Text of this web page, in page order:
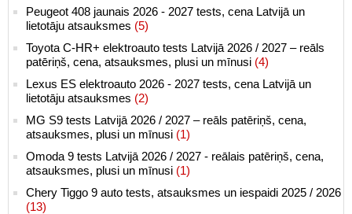
Peugeot 408 jaunais 2026 - 2027 tests, cena Latvijā un
lietotāju atsauksmes (5)
Toyota C-HR+ elektroauto tests Latvijā 2026 / 2027 – reāls
patēriņš, cena, atsauksmes, plusi un mīnusi (4)
Lexus ES elektroauto 2026 - 2027 tests, cena Latvijā un
lietotāju atsauksmes (2)
MG S9 tests Latvijā 2026 / 2027 – reāls patēriņš, cena,
atsauksmes, plusi un mīnusi (1)
Omoda 9 tests Latvijā 2026 / 2027 - reālais patēriņš, cena,
atsauksmes, plusi un mīnusi (1)
Chery Tiggo 9 auto tests, atsauksmes un iespaidi 2025 / 2026
(13)